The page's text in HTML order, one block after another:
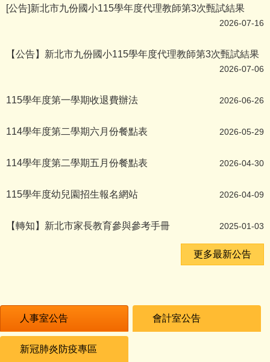
鉛球 第六名 陳佑安
恭賀!本校學生參加113學年度瑞芳分區六年級田徑隊對
女童組：
100M第二名 高羽淇
男童組： 60M 第二名 陳厚尹
賀！本校錄選新北市107-108年度行動學習學校，創客社
[公告]新北市九份國小115學年度代理教師第3次甄試結果
2026-07-16
【公告】新北市九份國小115學年度代理教師第3次甄試結果
2026-07-06
115學年度第一學期收退費辦法 2026-06-26
114學年度第二學期六月份餐點表 2026-05-29
114學年度第二學期五月份餐點表 2026-04-30
115學年度幼兒園招生報名網站 2026-04-09
【轉知】新北市家長教育參與參考手冊 2025-01-03
更多最新公告
人事室公告 會計室公告
新冠肺炎防疫專區